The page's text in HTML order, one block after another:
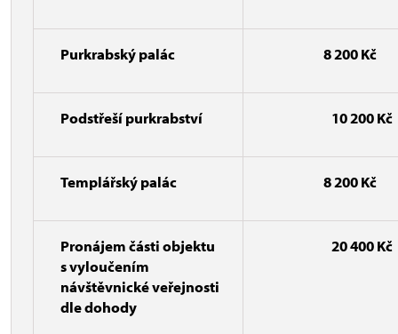
Purkrabský palác 8 200 Kč
Podstřeší purkrabství 10 200 Kč
Templářský palác 8 200 Kč
Pronájem části objektu
s vyloučením
návštěvnické veřejnosti
dle dohody
20 400 Kč